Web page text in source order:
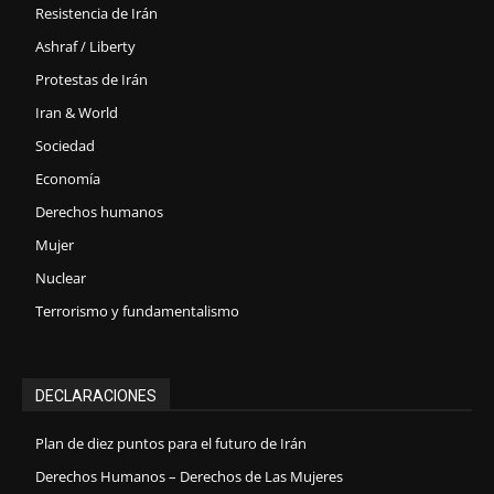
Resistencia de Irán
Ashraf / Liberty
Protestas de Irán
Iran & World
Sociedad
Economía
Derechos humanos
Mujer
Nuclear
Terrorismo y fundamentalismo
DECLARACIONES
Plan de diez puntos para el futuro de Irán
Derechos Humanos – Derechos de Las Mujeres